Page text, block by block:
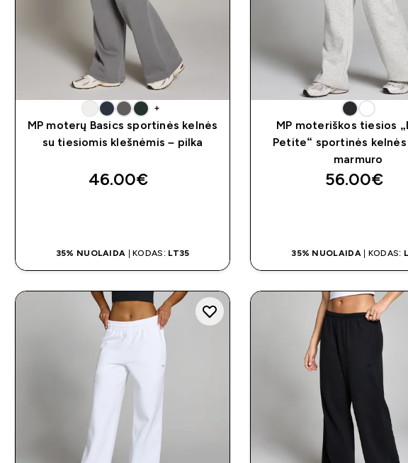
+
MP moterų Basics sportinės kelnės
su tiesiomis klešnėmis – pilka
46.00€‎
35% NUOLAIDA | KODAS: LT35
MP moteriškos tiesios
Petite“ sportinės kelnės
marmuro
56.00€‎
35% NUOLAIDA| KODAS: